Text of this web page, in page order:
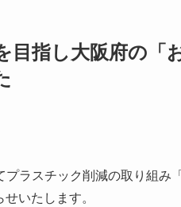
目指し大阪府の「
ラスチック削減の取り組み
いたします。